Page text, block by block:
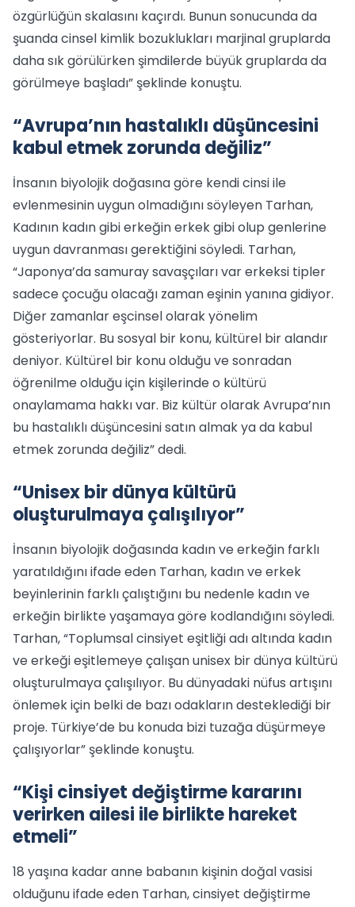
özgürlüğün skalasını kaçırdı. Bunun sonucunda da
şuanda cinsel kimlik bozuklukları marjinal gruplarda
daha sık görülürken şimdilerde büyük gruplarda da
görülmeye başladı” şeklinde konuştu.
“Avrupa’nın hastalıklı düşüncesini
kabul etmek zorunda değiliz”
İnsanın biyolojik doğasına göre kendi cinsi ile
evlenmesinin uygun olmadığını söyleyen Tarhan,
Kadının kadın gibi erkeğin erkek gibi olup genlerine
uygun davranması gerektiğini söyledi. Tarhan,
“Japonya’da samuray savaşçıları var erkeksi tipler
sadece çocuğu olacağı zaman eşinin yanına gidiyor.
Diğer zamanlar eşcinsel olarak yönelim
gösteriyorlar. Bu sosyal bir konu, kültürel bir alandır
deniyor. Kültürel bir konu olduğu ve sonradan
öğrenilme olduğu için kişilerinde o kültürü
onaylamama hakkı var. Biz kültür olarak Avrupa’nın
bu hastalıklı düşüncesini satın almak ya da kabul
etmek zorunda değiliz” dedi.
“Unisex bir dünya kültürü
oluşturulmaya çalışılıyor”
İnsanın biyolojik doğasında kadın ve erkeğin farklı
yaratıldığını ifade eden Tarhan, kadın ve erkek
beyinlerinin farklı çalıştığını bu nedenle kadın ve
erkeğin birlikte yaşamaya göre kodlandığını söyledi.
Tarhan, “Toplumsal cinsiyet eşitliği adı altında kadın
ve erkeği eşitlemeye çalışan unisex bir dünya kültürü
oluşturulmaya çalışılıyor. Bu dünyadaki nüfus artışını
önlemek için belki de bazı odakların desteklediği bir
proje. Türkiye’de bu konuda bizi tuzağa düşürmeye
çalışıyorlar” şeklinde konuştu.
“Kişi cinsiyet değiştirme kararını
verirken ailesi ile birlikte hareket
etmeli”
18 yaşına kadar anne babanın kişinin doğal vasisi
olduğunu ifade eden Tarhan, cinsiyet değiştirme